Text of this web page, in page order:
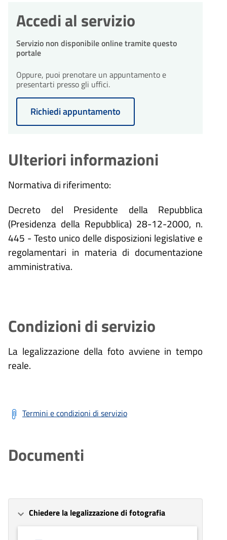
Accedi al servizio
Servizio non disponibile online tramite questo
portale
Oppure, puoi prenotare un appuntamento e
presentarti presso gli uffici.
Richiedi appuntamento
Ulteriori informazioni
Normativa di riferimento:
Decreto del Presidente della Repubblica
(Presidenza della Repubblica) 28-12-2000, n.
445 - Testo unico delle disposizioni legislative e
regolamentari in materia di documentazione
amministrativa.
Condizioni di servizio
La legalizzazione della foto avviene in tempo
reale.
Termini e condizioni di servizio
Documenti
Chiedere la legalizzazione di fotografia